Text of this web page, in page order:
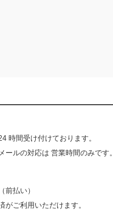
時間受け付けております。
ールの対応は 営業時間のみです。
前払い）
がご利用いただけます。